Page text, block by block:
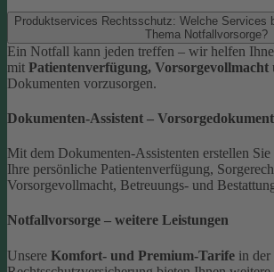
Produktservices Rechtsschutz: Welche Services
Thema Notfallvorsorge?
Ein Notfall kann jeden treffen – wir helfen
mit Patientenverfügung, Vorsorgevollmacht
Dokumenten vorzusorgen.
Dokumenten-Assistent –
Mit dem Dokumenten-Assistenten erstellen Sie
Ihre persönliche Patientenverfügung,
Vorsorgevollmacht, Betreuungs- und
Notfallvorsorge – weitere Leistungen
Unsere Komfort- und Premium-Tarife in der